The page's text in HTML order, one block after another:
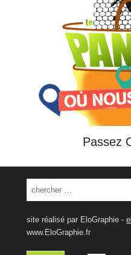
Passez
Search
site réalisé par EloGraphie -
www.EloGraphie.fr